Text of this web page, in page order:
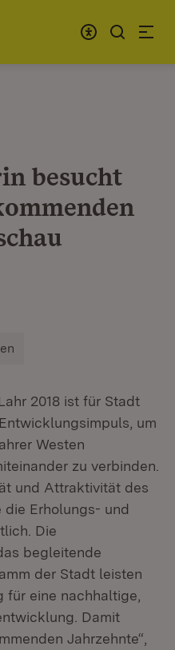
besucht
2018 ist für Stadt
um
Westen
zu verbinden.
und Attraktivität des
Erholungs- und
Die
begleitende
der Stadt leisten
für eine nachhaltige,
Damit
Jahrzehnte“,